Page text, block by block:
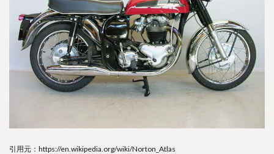
引用元：https://en.wikipedia.org/wiki/Norton_Atlas